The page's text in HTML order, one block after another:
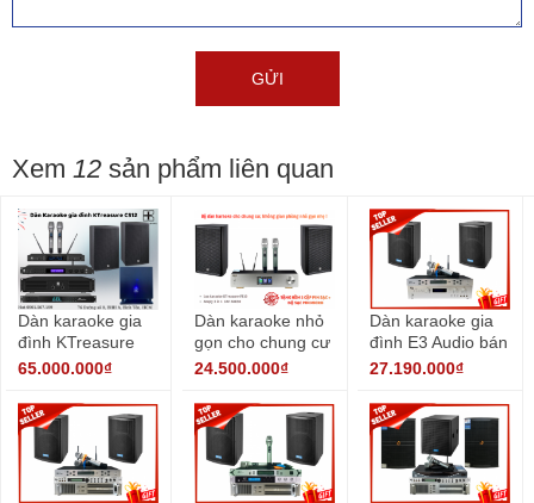
Xem 12 sản phẩm liên quan
Dàn karaoke gia
đình KTreasure
CS12
65.000.000₫
Dàn karaoke nhỏ
gọn cho chung cư
không gian nhỏ
24.500.000₫
Dàn karaoke gia
đình E3 Audio bán
chạy
27.190.000₫